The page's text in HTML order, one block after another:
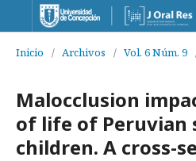
Inicio / Archivos / Vol. 6 Núm. 9
Malocclusion
of life of Peruvian
children. A cross-